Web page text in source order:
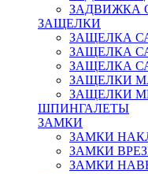
ЗАДВИЖКА
ЗАЩЕЛКИ
ЗАЩЕЛКА
ЗАЩЕЛКА
ЗАЩЕЛКА
ЗАЩЕЛКИ
ЗАЩЕЛКИ
ШПИНГАЛЕТЫ
ЗАМКИ
ЗАМКИ
ЗАМКИ
ЗАМКИ